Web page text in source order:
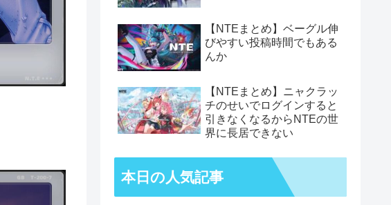
【NTEまとめ】ベーグル伸
びやすい投稿時間でもある
んか
【NTEまとめ】ニャクラッ
チのせいでログインすると
引きなくなるからNTEの世
界に長居できない
本日の人気記事